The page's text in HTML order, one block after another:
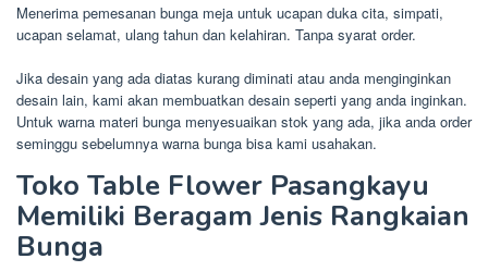
Menerima pemesanan bunga meja untuk ucapan duka cita, simpati,
ucapan selamat, ulang tahun dan kelahiran. Tanpa syarat order.
Jika desain yang ada diatas kurang diminati atau anda menginginkan
desain lain, kami akan membuatkan desain seperti yang anda inginkan.
Untuk warna materi bunga menyesuaikan stok yang ada, jika anda order
seminggu sebelumnya warna bunga bisa kami usahakan.
Toko Table Flower Pasangkayu
Memiliki Beragam Jenis Rangkaian
Bunga